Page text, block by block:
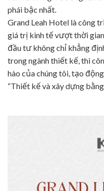
phái bậc nhất.
Grand Leah Hotel là công
giá trị kinh tế vượt thời
đầu tư không chỉ khẳng
trong ngành thiết kế, thi
hào của chúng tôi, tạo
“Thiết kế và xây dựng